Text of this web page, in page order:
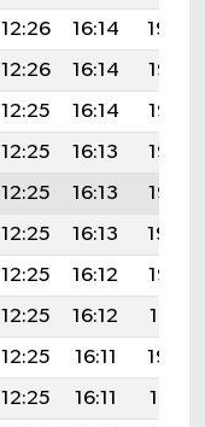
12:26 16:14
19:29
12:26 16:14
19:28
12:25 16:14
19:27
12:25 16:13
19:26
12:25 16:13
19:25
12:25 16:13
19:24
12:25 16:12
19:22
12:25 16:12
19:21
12:25 16:11
19:20
12:25 16:11
19:19